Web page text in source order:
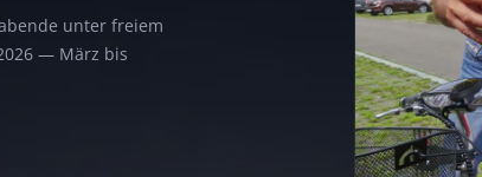
unter freiem
— März bis